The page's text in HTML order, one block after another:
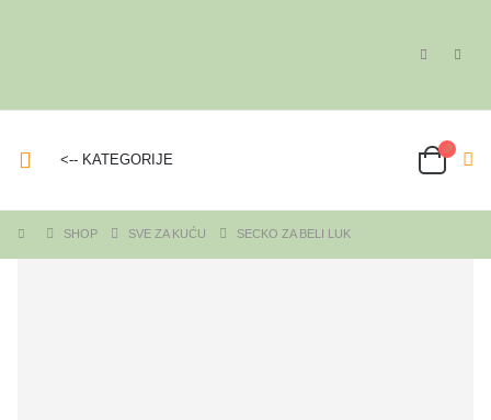
<-- KATEGORIJE
SHOP SVE ZA KUĆU SECKO ZA BELI LUK